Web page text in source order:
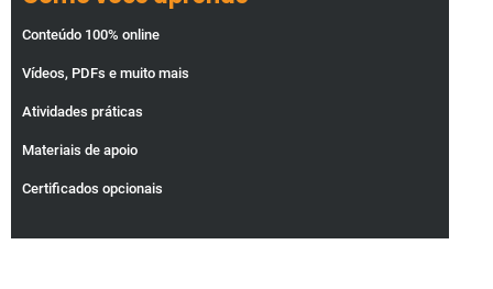
Conteúdo 100% online
Vídeos, PDFs e muito mais
Atividades práticas
Materiais de apoio
Certificados opcionais